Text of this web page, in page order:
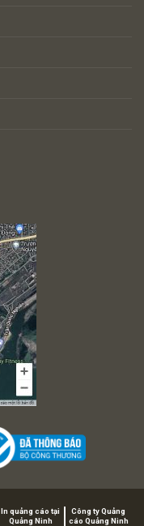
In quảng cáo tại
Quảng Ninh
Công ty Quảng
cáo Quảng Ninh